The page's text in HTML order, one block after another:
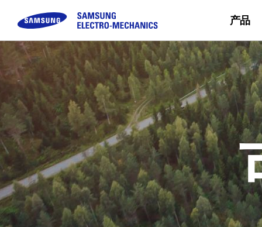
产品
被动元件
MLCC
Inductor
Chip Resistor
Tantalum
Silicon Capacitor
模块
Camera Module
顾客咨询
FAQ
咨询
Sales
Buy Now
企业介绍
三星电机介绍
CEO留信
使命 & 愿景
事业场简介
沿革 & 获奖概况
可持续经营